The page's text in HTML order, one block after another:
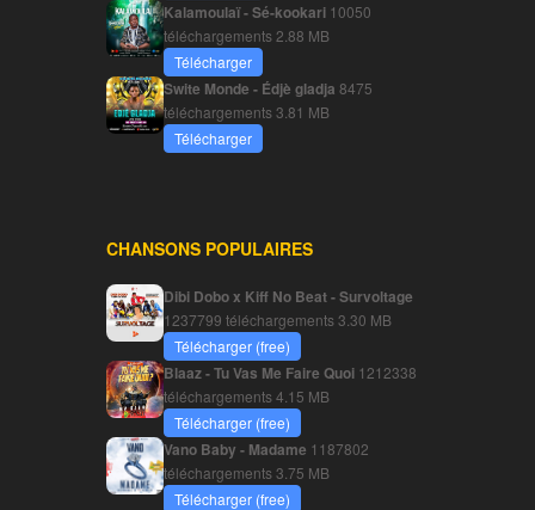
Kalamoulaï - Sé-kookari 10050
téléchargements 2.88 MB
Télécharger
Swite Monde - Édjè gladja 8475
téléchargements3.81 MB
Télécharger
CHANSONS POPULAIRES
Dibi Dobo x Kiff No Beat - Survoltage
1237799 téléchargements3.30 MB
Télécharger (free)
Blaaz - Tu Vas Me Faire Quoi 1212338
téléchargements4.15 MB
Télécharger (free)
Vano Baby - Madame 1187802
téléchargements3.75 MB
Télécharger (free)